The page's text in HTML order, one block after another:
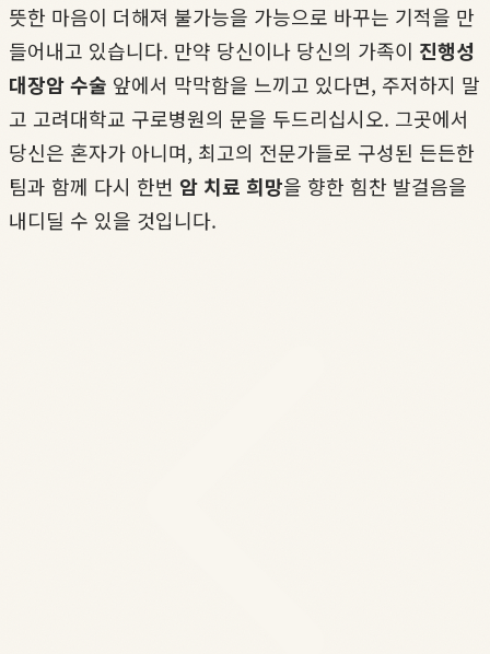
뜻한 마음이 더해져 불가능을 가능으로 바꾸는 기적을 만
들어내고 있습니다. 만약 당신이나 당신의 가족이 진행성
대장암 수술 앞에서 막막함을 느끼고 있다면, 주저하지 말
고 고려대학교 구로병원의 문을 두드리십시오. 그곳에서
당신은 혼자가 아니며, 최고의 전문가들로 구성된 든든한
팀과 함께 다시 한번 암 치료 희망을 향한 힘찬 발걸음을
내디딜 수 있을 것입니다.